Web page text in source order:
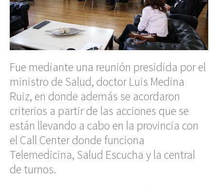
Fue mediante una reunión presidida por el
ministro de Salud, doctor Luis Medina
Ruiz, en donde además se acordaron
criterios a partir de las acciones que se
están llevando a cabo en la provincia con
el Call Center donde funciona
Telemedicina, Salud Escucha y la central
de turnos.